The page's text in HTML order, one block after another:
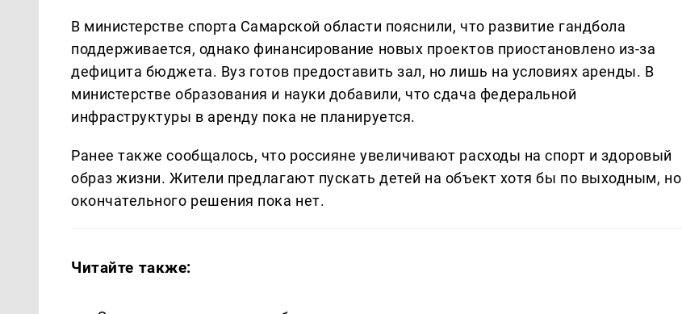
В министерстве спорта Самарской области пояснили, что развитие гандбола
поддерживается, однако финансирование новых проектов приостановлено из-за
дефицита бюджета. Вуз готов предоставить зал, но лишь на условиях аренды. В
министерстве образования и науки добавили, что сдача федеральной
инфраструктуры в аренду пока не планируется.
Ранее также сообщалось, что россияне увеличивают расходы на спорт и здоровый
образ жизни. Жители предлагают пускать детей на объект хотя бы по выходным, но
окончательного решения пока нет.
Читайте также: